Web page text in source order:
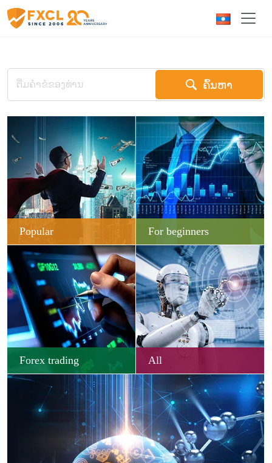
ຄົ້ນຫາ
Popular For beginners
Forex trading All